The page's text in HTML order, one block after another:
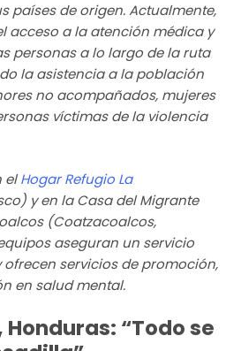
países de origen. Actualmente,
acceso a la atención médica y
personas a lo largo de la ruta
la asistencia a la población
no acompañados, mujeres
víctimas de la violencia
elHogar Refugio La
y en la Casa del Migrante
(Coatzacoalcos,
aseguran un servicio
servicios de promoción,
en salud mental.
“Todo se